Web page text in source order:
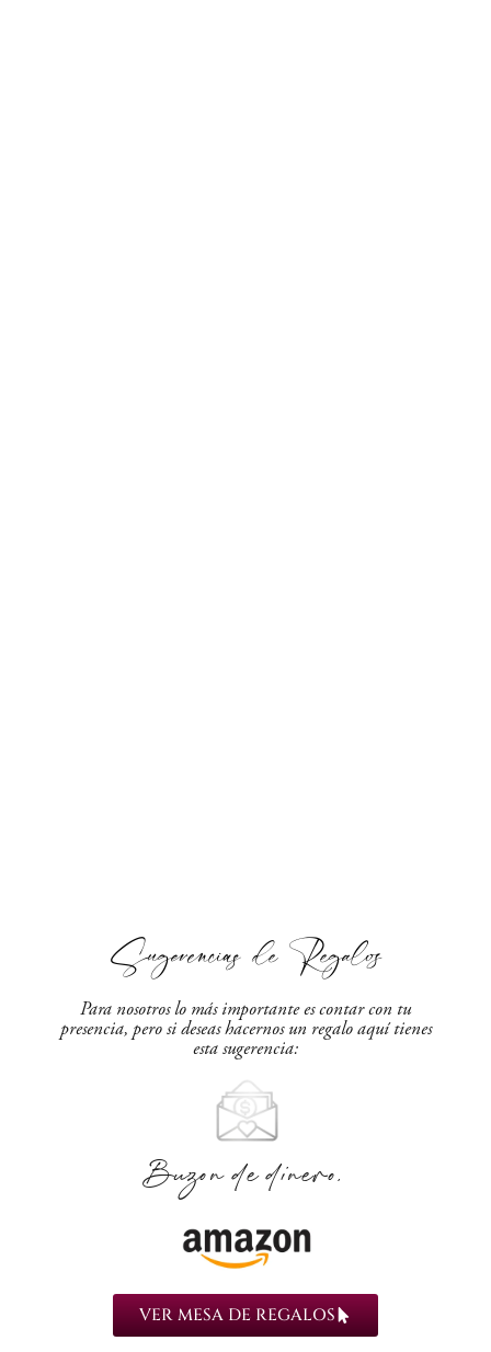
Sugerencias de Regalos
Para nosotros lo más importante es contar con tu
presencia, pero si deseas hacernos un regalo aquí tienes
esta sugerencia:
Buzon de dinero,
VER MESA DE REGALOS